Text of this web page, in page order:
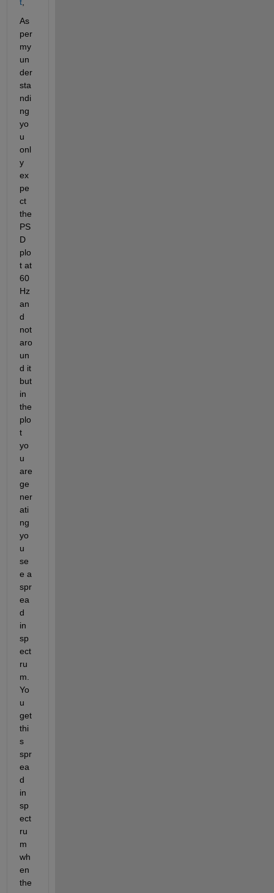
As
per
my
un
der
sta
ndi
ng
yo
u
onl
y
ex
pe
ct
the
PS
D
plo
t at
60
Hz
an
d
not
aro
un
d it
but
in
the
plo
t
yo
u
are
ge
ner
ati
ng
yo
u
se
e a
spr
ea
d
in
sp
ect
ru
m.
Yo
u
get
thi
s
spr
ea
d
in
sp
ect
ru
m
wh
en
the